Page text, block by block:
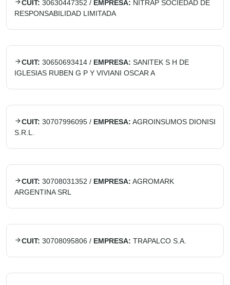
CUIT: 30630447352 / EMPRESA: NITRAP SOCIEDAD DE
RESPONSABILIDAD LIMITADA
CUIT: 30650693414 / EMPRESA: SANITEK S H DE
IGLESIAS RUBEN G P Y VIVIANI OSCAR A
CUIT: 30707996095 / EMPRESA: AGROINSUMOS DIONISI
S.R.L.
CUIT: 30708031352 / EMPRESA: AGROMARK
ARGENTINA SRL
CUIT: 30708095806 / EMPRESA: TRAPALCO S.A.